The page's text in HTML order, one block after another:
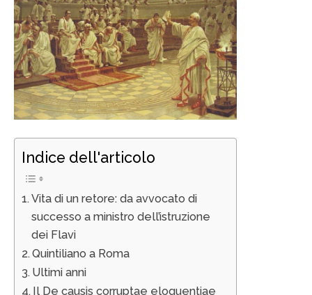
Indice dell'articolo
Vita di un retore: da avvocato di
successo a ministro dell’istruzione
dei Flavi
Quintiliano a Roma
Ultimi anni
Il De causis corruptae eloquentiae